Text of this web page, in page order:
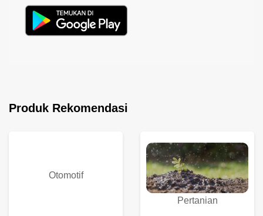
Produk Rekomendasi
Otomotif
Pertanian